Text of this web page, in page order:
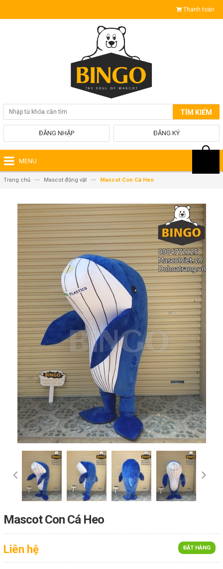
Thanh toán
TÌM KIẾM
ĐĂNG KÝ
ĐĂNG NHẬP
MENU
Trang chủ Mascot động vật Mascot Con Cá Heo
Mascot Con Cá Heo
ĐẶT HÀNG
Liên hệ